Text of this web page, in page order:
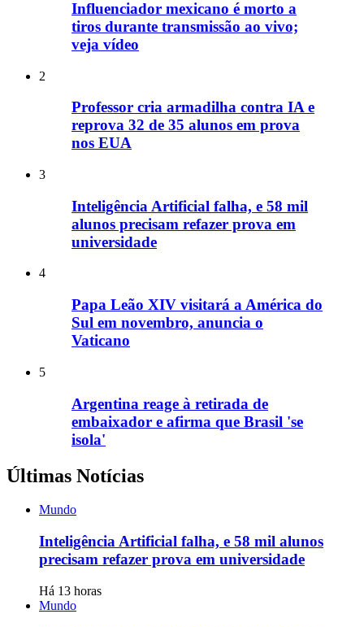
Influenciador mexicano é morto a
tiros durante transmissão ao vivo;
veja vídeo
2
Professor cria armadilha contra IA e
reprova 32 de 35 alunos em prova
nos EUA
3
Inteligência Artificial falha, e 58 mil
alunos precisam refazer prova em
universidade
4
Papa Leão XIV visitará a América do
Sul em novembro, anuncia o
Vaticano
5
Argentina reage à retirada de
embaixador e afirma que Brasil 'se
isola'
Últimas Notícias
Mundo
Inteligência Artificial falha, e 58 mil alunos
precisam refazer prova em universidade
Há 13 horas
Mundo